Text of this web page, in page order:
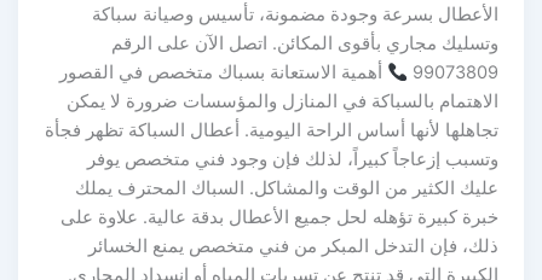
الأعطال بسرعة وجودة مضمونة، تأسيس وصيانة سباكة
وتسليك مجاري بأقوى المكائن. اتصل الآن على الرقم
99073809
أهمية الاستعانة بسباك متخصص في القصور
الاهتمام بالسباكة في المنازل والمؤسسات ضرورة لا يمكن
تجاهلها لأنها أساس الراحة اليومية. أعطال السباكة تظهر فجأة
وتسبب إزعاجاً كبيراً، لذلك فإن وجود فني متخصص يوفر
عليك الكثير من الوقت والمشاكل. السباك المحترف يملك
خبرة كبيرة تؤهله لحل جميع الأعطال بدقة عالية. علاوة على
ذلك، فإن التدخل المبكر من فني متخصص يمنع الخسائر
الكبيرة التي قد تنتج عن تسربات المياه أو انسداد المجاري.